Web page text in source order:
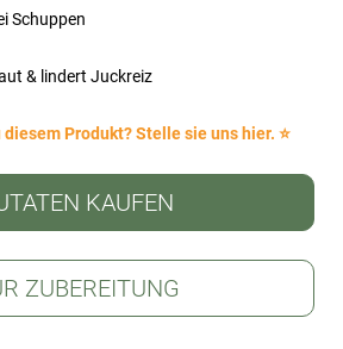
Schuppen
& lindert Juckreiz
Produkt? Stelle sie uns hier. ⭐
KAUFEN
ZUBEREITUNG